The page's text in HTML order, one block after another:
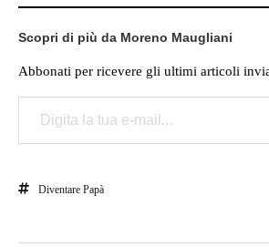
Scopri di più da Moreno Maugliani
Abbonati per ricevere gli ultimi articoli
Digita la tua e-mail...
Diventare Papà